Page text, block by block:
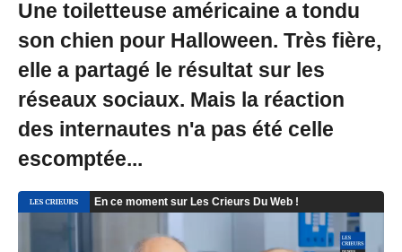
M
i
s
j
u
r
l
0
/
Une toiletteuse américaine a tondu
son chien pour Halloween. Très fière,
elle a partagé le résultat sur les
réseaux sociaux. Mais la réaction
des internautes n'a pas été celle
escomptée...